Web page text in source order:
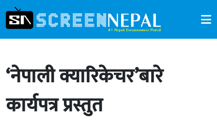
‘नेपाली क्यारिकेचर’बारे
कार्यपत्र प्रस्तुत